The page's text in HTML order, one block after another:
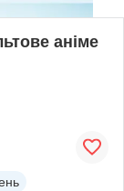
аніме